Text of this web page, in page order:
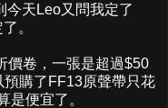
今天Leo又問我定了
。
價卷，一張是超過$50
購了FF13原聲帶只花
是便宜了。